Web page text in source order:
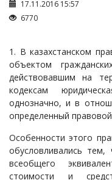
Сбор долгов
Проверка
Интернет и право
Корпоративные
Государственные
Заключение,
Налоги и
Новости сервиса
17.11.2016 15:57
6770
1. В казахстанском
объектом
действовавшим на
кодексам
однозначно, и в
определенный
Особенности этого
обусловливались
всеобщего
стоимости и